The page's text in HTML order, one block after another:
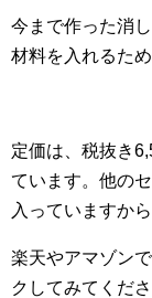
今まで作った消
材料を入れるた
定価は、税抜き
ています。他の
入っていますから
楽天やアマゾン
クしてみてくだ